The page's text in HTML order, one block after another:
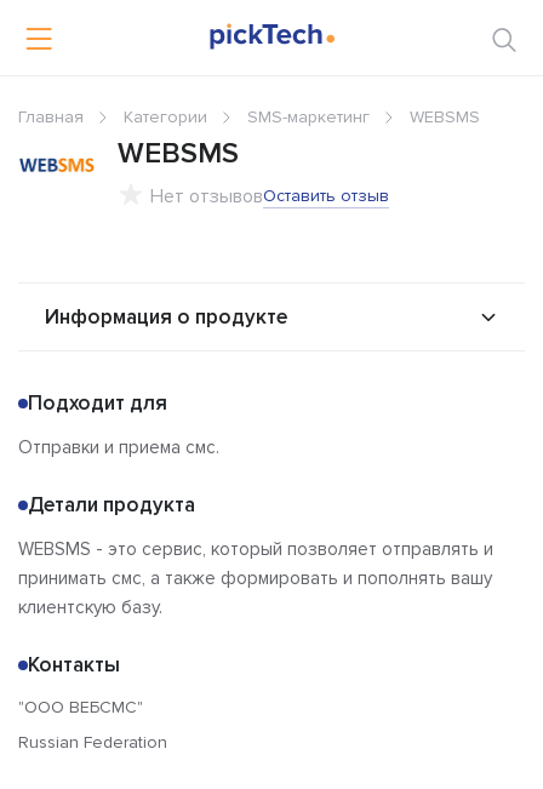
Главная Категории SMS-маркетинг WEBSMS
WEBSMS
Нет отзывовОставить отзыв
Информация о продукте
Альтернативы
Отзывы
Подходит для
Отправки и приема смс.
Детали продукта
WEBSMS - это сервис, который позволяет отправлять и
принимать смс, а также формировать и пополнять вашу
клиентскую базу.
Контакты
"ООО ВЕБСМС"
Russian Federation